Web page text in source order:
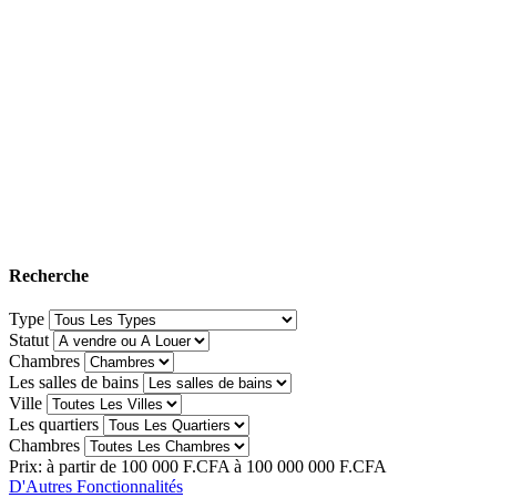
Recherche
Type
Statut
Chambres
Les salles de bains
Ville
Les quartiers
Chambres
Prix: à partir de 100 000 F.CFAà 100 000 000 F.CFA
D'Autres Fonctionnalités